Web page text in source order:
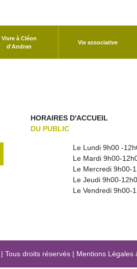
Vivre à Cléon
d'Andran
Vie associative
HORAIRES D'ACCUEIL
DU PUBLIC
Le Lundi 9h00 -
Le Mardi 9h00-
Le Mercredi 9h00-
Le Jeudi 9h00-
Le Vendredi 9h00-
| Tous droits réservés| Mentions Légales